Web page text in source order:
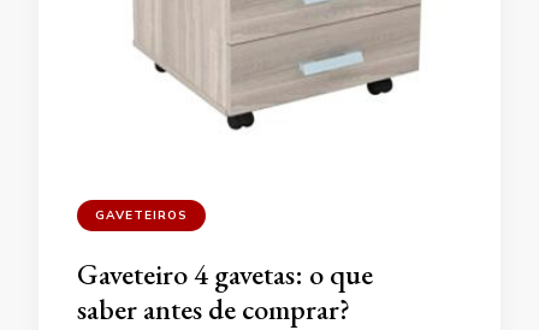
GAVETEIROS
Gaveteiro 4 gavetas: o que
saber antes de comprar?